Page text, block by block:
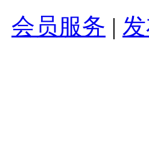
会员服务 |